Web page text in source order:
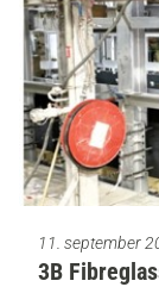
11. september
3B